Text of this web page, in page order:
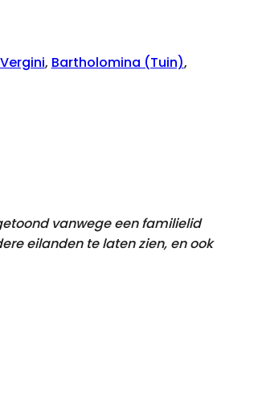
, Bartholomina (Tuin),
vanwege een familielid
eilanden te laten zien, en ook